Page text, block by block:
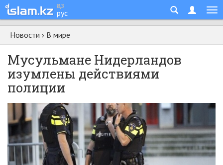
қаз
рус
Новости › В мире
Мусульмане Нидерландов
изумлены действиями
полиции